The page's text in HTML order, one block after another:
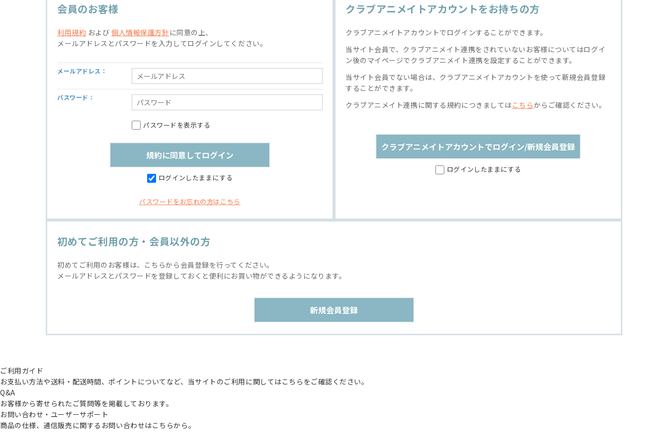
会員のお客様
利用規約 および個人情報保護方針 に同意の上、
メールアドレスとパスワードを入力してログインしてください。
メールアドレス：
パスワード：
パスワードを表示する
ログインしたままにする
パスワードをお忘れの方はこちら
クラブアニメイトアカウントをお持ちの方
クラブアニメイトアカウントでログインすることができます。
当サイト会員で、クラブアニメイト連携をされていないお客様についてはログイ
ン後のマイページでクラブアニメイト連携を設定することができます。
当サイト会員でない場合は、クラブアニメイトアカウントを使って新規会員登録
することができます。
クラブアニメイト連携に関する規約につきましてはこちらからご確認ください。
クラブアニメイトアカウントでログイン/新規会員登録
ログインしたままにする
初めてご利用の方・会員以外の方
初めてご利用のお客様は、こちらから会員登録を行ってください。
メールアドレスとパスワードを登録しておくと便利にお買い物ができるようになります。
ご利用ガイド
お支払い方法や送料・配送時間、ポイントについてなど、当サイトのご利用に関してはこちらをご確認ください。
Q&A
お客様から寄せられたご質問等を掲載しております。
お問い合わせ・ユーザーサポート
商品の仕様、通信販売に関するお問い合わせはこちらから。